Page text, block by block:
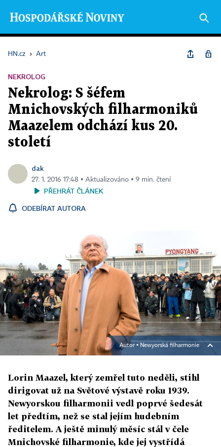
HN.cz › Art
NEKROLOG
Nekrolog: S šéfem
Mnichovských filharmoniků
Maazelem odchází kus 20.
století
dak
27. 1. 2016 17:48 ▪ Aktualizováno ▪ 9 min. čtení
PŘEHRÁT ČLÁNEK
ODEBÍRAT AUTORA
Autor ▪ Newyorská filharmonie
Lorin Maazel, který zemřel tuto neděli, stihl
dirigovat už na Světové výstavě roku 1939.
Newyorskou filharmonii vedl poprvé šedesát
let předtím, než se stal jejím hudebním
ředitelem. A ještě minulý měsíc stál v čele
Mnichovské filharmonie, kde jej vystřídá